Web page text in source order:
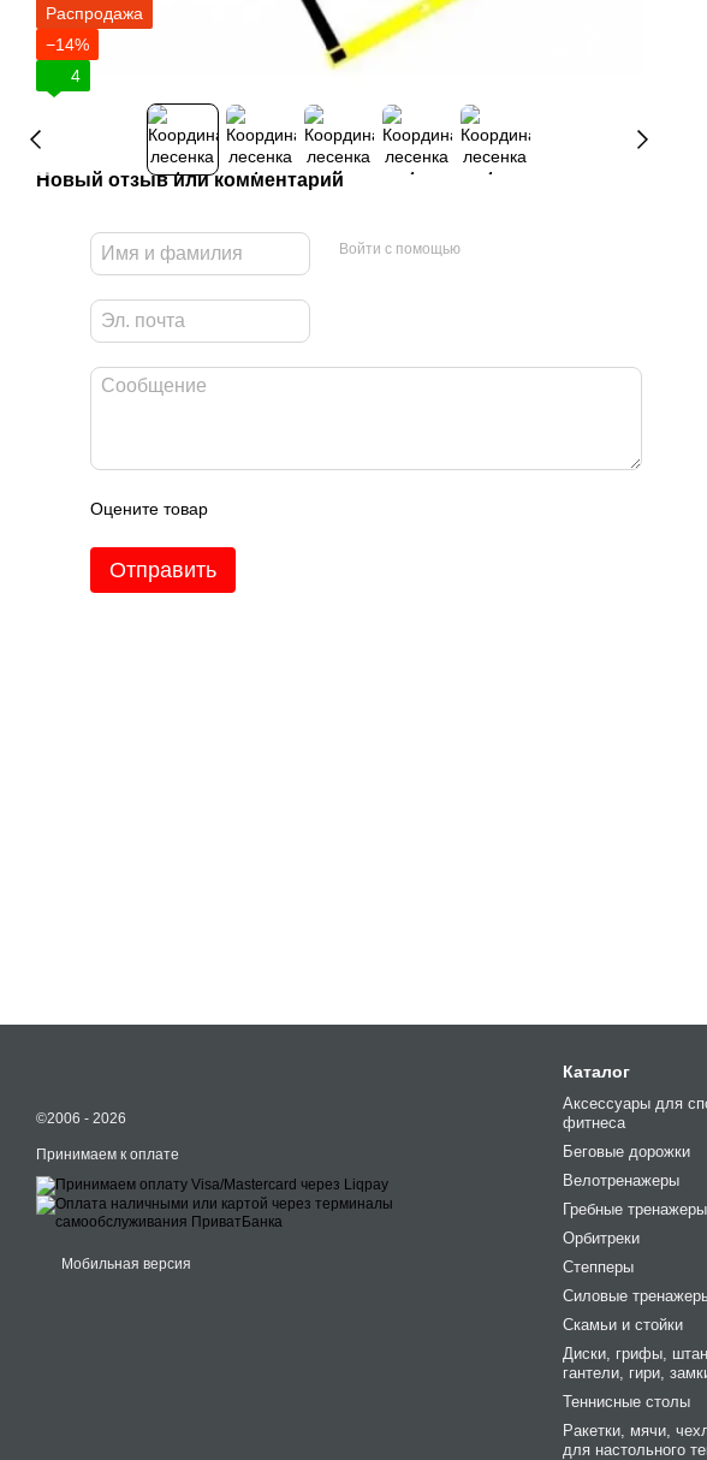
Распродажа
−14%
4
Новый отзыв или комментарий
Войти с помощью
Оцените товар
Отправить
©2006 - 2026
Принимаем к оплате
Мобильная версия
Каталог
Аксессуары для
фитнеса
Беговые дорожки
Велотренажеры
Гребные тренажеры
Орбитреки
Степперы
Силовые
Cкамьи и стойки
Диски, грифы,
гантели, гири,
Теннисные столы
Ракетки, мячи,
для настольного